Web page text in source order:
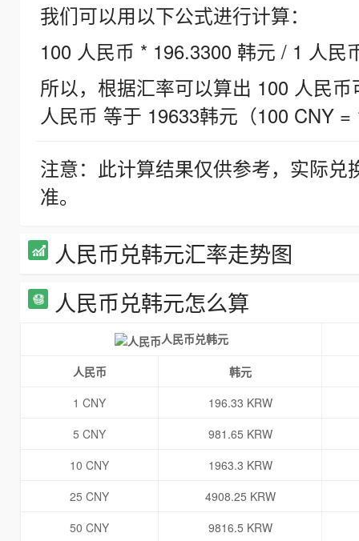
我们可以用以下公式进行计算：
100 人民币 * 196.3300 韩元 / 1 人民
所以，根据汇率可以算出 100 人民
人民币 等于 19633韩元（100 CNY =
注意：此计算结果仅供参考，实际
准。
人民币兑韩元汇率走势图
人民币兑韩元怎么算
人民币兑韩元
人民币
韩元
1 CNY
196.33 KRW
5 CNY
981.65 KRW
10 CNY
1963.3 KRW
25 CNY
4908.25 KRW
50 CNY
9816.5 KRW